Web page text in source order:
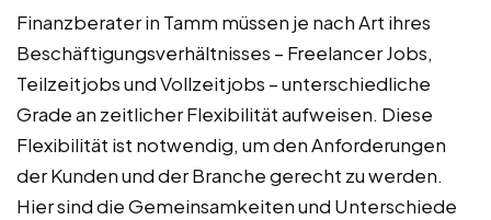
Finanzberater in Tamm müssen je nach Art ihres
Beschäftigungsverhältnisses – Freelancer Jobs,
Teilzeitjobs und Vollzeitjobs – unterschiedliche
Grade an zeitlicher Flexibilität aufweisen. Diese
Flexibilität ist notwendig, um den Anforderungen
der Kunden und der Branche gerecht zu werden.
Hier sind die Gemeinsamkeiten und Unterschiede